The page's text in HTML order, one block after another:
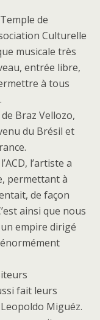
de
Culturelle
musicale très
entrée libre,
à tous
Braz Vellozo,
du Brésil et
l’artiste a
permettant à
de façon
ainsi que nous
empire dirigé
fait leurs
Miguéz.